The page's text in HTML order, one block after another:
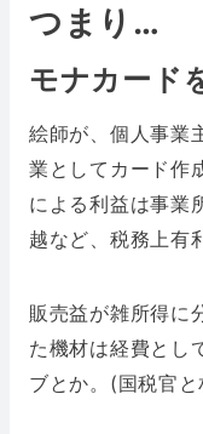
つまり…
モナカード
絵師が、個人事業
業としてカード作
による利益は事業
越など、税務上有
販売益が雑所得に
た機材は経費とし
ブとか。(国税官と